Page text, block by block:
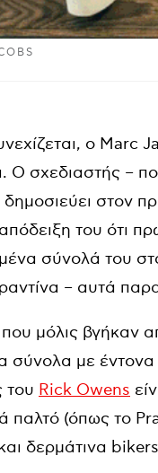
ο Marc
Ο σχεδιαστής –
δημοσιεύει στον
του ότι
σύνολά του
– αυτά
μόλις βγήκαν
σύνολα με
του Rick Owens
παλτό (όπως το
δερμάτινα